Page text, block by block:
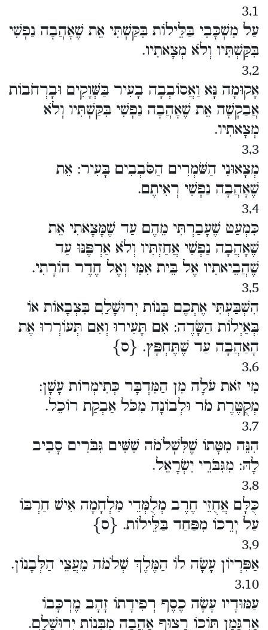
3,1
עַל מִשְׁכָּבִי בַּלֵּילוֹת בִּקַּשְׁתִּי אֵת שֶׁאָהֲבָה נַפְשִׁי
בִּקַּשְׁתִּיו וְלֹא מְצָאתִיו.
3,2
אָקוּמָה נָּא וַאֲסוֹבְבָה בָעִיר בַּשְּׁוָקִים וּבָרְחֹבוֹת
אֲבַקְשָׁה אֵת שֶׁאָהֲבָה נַפְשִׁי בִּקַּשְׁתִּיו וְלֹא
מְצָאתִיו.
3,3
מְצָאוּנִי הַשֹּׁמְרִים הַסֹּבְבִים בָּעִיר: אֵת
שֶׁאָהֲבָה נַפְשִׁי רְאִיתֶם.
3,4
כִּמְעַט שֶׁעָבַרְתִּי מֵהֶם עַד שֶׁמָּצָאתִי אֵת
שֶׁאָהֲבָה נַפְשִׁי אֲחַזְתִּיו וְלֹא אַרְפֶּנּוּ עַד
שֶׁהֲבֵיאתִיו אֶל בֵּית אִמִּי וְאֶל חֶדֶר הוֹרָתִי.
3,5
הִשְׁבַּעְתִּי אֶתְכֶם בְּנוֹת יְרוּשָׁלִַם בִּצְבָאוֹת אוֹ
בְּאַיְלוֹת הַשָּׂדֶה: אִם תָּעִירוּ וְאִם תְּעוֹרְרוּ אֶת
הָאַהֲבָה עַד שֶׁתֶּחְפָּץ. {ס}
3,6
מִי זֹאת עֹלָה מִן הַמִּדְבָּר כְּתִימְרוֹת עָשָׁן:
מְקֻטֶּרֶת מֹר וּלְבוֹנָה מִכֹּל אַבְקַת רוֹכֵל.
3,7
הִנֵּה מִטָּתוֹ שֶׁלִּשְׁלֹמֹה שִׁשִּׁים גִּבֹּרִים סָבִיב
לָהּ: מִגִּבֹּרֵי יִשְׂרָאֵל.
3,8
כֻּלָּם אֲחֻזֵי חֶרֶב מְלֻמְּדֵי מִלְחָמָה אִישׁ חַרְבּוֹ
עַל יְרֵכוֹ מִפַּחַד בַּלֵּילוֹת. {ס}
3,9
אַפִּרְיוֹן עָשָׂה לוֹ הַמֶּלֶךְ שְׁלֹמֹה מֵעֲצֵי הַלְּבָנוֹן.
3,10
עַמּוּדָיו עָשָׂה כֶסֶף רְפִידָתוֹ זָהָב מֶרְכָּבוֹ
אַרְגָּמָן תּוֹכוֹ רָצוּף אַהֲבָה מִבְּנוֹת יְרוּשָׁלִָם.